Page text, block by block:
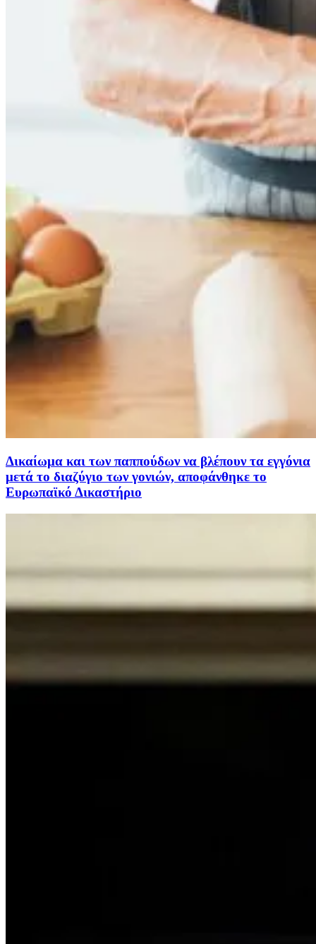
Δικαίωμα και των παππούδων να βλέπουν τα εγγόνια
μετά το διαζύγιο των γονιών, αποφάνθηκε το
Ευρωπαϊκό Δικαστήριο